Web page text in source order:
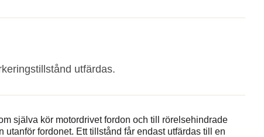
utfärdas.
själva kör motordrivet fordon och till rörelsehindrade
fordonet. Ett tillstånd får endast utfärdas till en